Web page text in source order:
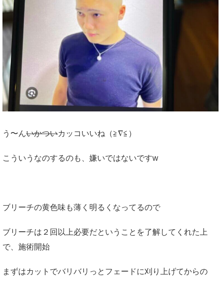
う〜んいかついカッコいいね（≧∇≦）
こういうなのするのも、嫌いではないですw
ブリーチの黄色味も薄く明るくなってるので
ブリーチは２回以上必要だということを了解してくれた上
で、施術開始
まずはカットでバリバリっとフェードに刈り上げてからの